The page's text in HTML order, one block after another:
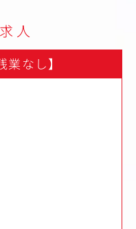
人
業なし】